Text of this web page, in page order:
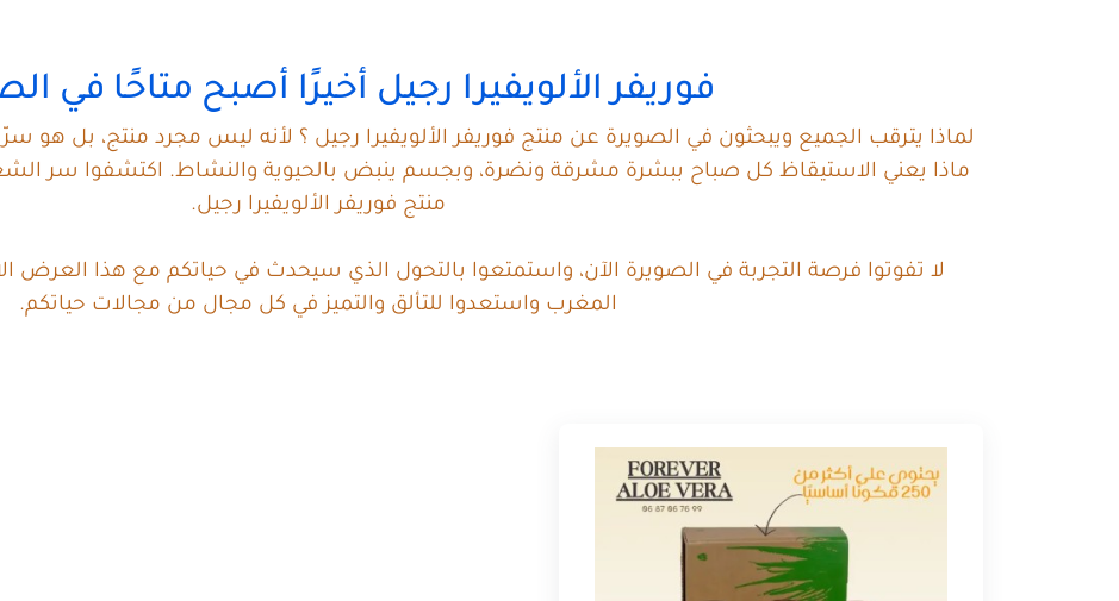
فوريفر الألويفيرا رجيل أخيرًا أصبح متاحًا في
لماذا يترقب الجميع ويبحثون في الصويرة عن منتج فوريفر الألويفيرا رجيل ؟ لأنه ليس مجرد منتج، بل هو
ماذا يعني الاستيقاظ كل صباح ببشرة مشرقة ونضرة، وبجسم ينبض بالحيوية والنشاط. اكتشفوا سر الشعور
منتج فوريفر الألويفيرا رجيل.
لا تفوتوا فرصة التجربة في الصويرة الآن، واستمتعوا بالتحول الذي سيحدث في حياتكم مع هذا العرض
المغرب واستعدوا للتألق والتميز في كل مجال من مجالات حياتكم.